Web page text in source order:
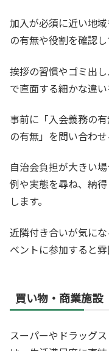
加入が必須に近い地
の有無や役割を確認し
挨拶の習慣やゴミ出
で直面する細かな違
事前に「入会義務の
の有無」を問い合わ
自治会負担が大きい
例や実態を尋ね、納
します。
近隣付き合いが気に
ベントに参加すると雰
買い物・商業施設
スーパーやドラッグ